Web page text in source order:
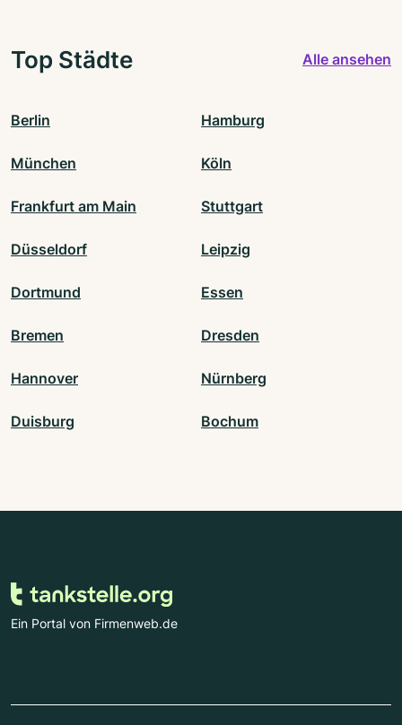
Top Städte Alle ansehen
Berlin Hamburg
München Köln
Frankfurt am Main Stuttgart
Düsseldorf Leipzig
Dortmund Essen
Bremen Dresden
Hannover Nürnberg
Duisburg Bochum
Ein Portal von Firmenweb.de